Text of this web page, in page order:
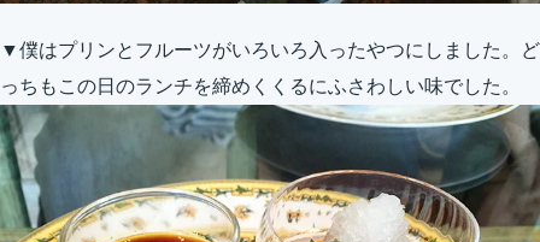
▼僕はプリンとフルーツがいろいろ入ったやつにしました。ど
っちもこの日のランチを締めくくるにふさわしい味でした。